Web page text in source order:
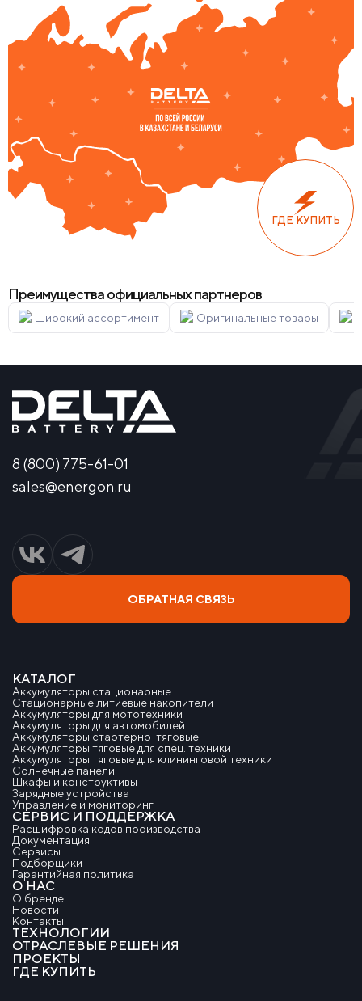
Преимущества официальных партнеров
Широкий ассортимент Оригинальные товары
ГДЕ КУПИТЬ
8 (800) 775-61-01
sales@energon.ru
ОБРАТНАЯ СВЯЗЬ
КАТАЛОГ
Аккумуляторы стационарные
Стационарные литиевые накопители
Аккумуляторы для мототехники
Аккумуляторы для автомобилей
Аккумуляторы стартерно-тяговые
Аккумуляторы тяговые для спец. техники
Аккумуляторы тяговые для клининговой техники
Солнечные панели
Шкафы и конструктивы
Зарядные устройства
Управление и мониторинг
СЕРВИС И ПОДДЕРЖКА
Расшифровка кодов производства
Документация
Сервисы
Подборщики
Гарантийная политика
О НАС
О бренде
Новости
Контакты
ТЕХНОЛОГИИ
ОТРАСЛЕВЫЕ РЕШЕНИЯ
ПРОЕКТЫ
ГДЕ КУПИТЬ